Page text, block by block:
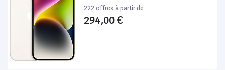
222 offres à partir de :
294,00 €